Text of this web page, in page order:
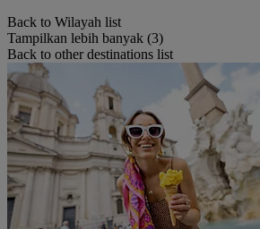
Back to Wilayah list
Tampilkan lebih banyak (3)
Back to other destinations list